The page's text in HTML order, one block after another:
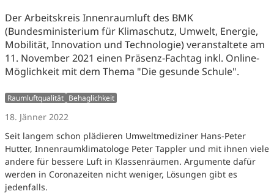
Der Arbeitskreis Innenraumluft des BMK
(Bundesministerium für Klimaschutz, Umwelt, Energie,
Mobilität, Innovation und Technologie) veranstaltete am
11. November 2021 einen Präsenz-Fachtag inkl. Online-
Möglichkeit mit dem Thema "Die gesunde Schule".
Raumluftqualität Behaglichkeit
18. Jänner 2022
Seit langem schon plädieren Umweltmediziner Hans-Peter
Hutter, Innenraumklimatologe Peter Tappler und mit ihnen viele
andere für bessere Luft in Klassenräumen. Argumente dafür
werden in Coronazeiten nicht weniger, Lösungen gibt es
jedenfalls.